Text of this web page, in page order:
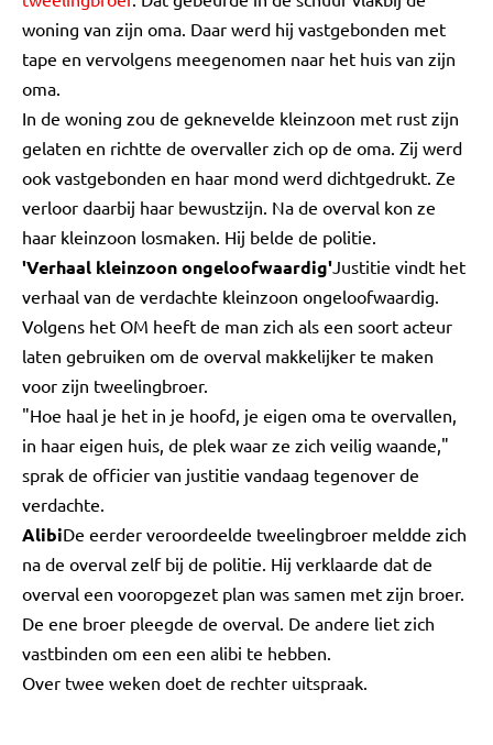
woning van zijn oma. Daar werd hij vastgebonden met
tape en vervolgens meegenomen naar het huis van zijn
oma.
In de woning zou de geknevelde kleinzoon met rust zijn
gelaten en richtte de overvaller zich op de oma. Zij werd
ook vastgebonden en haar mond werd dichtgedrukt. Ze
verloor daarbij haar bewustzijn. Na de overval kon ze
haar kleinzoon losmaken. Hij belde de politie.
'Verhaal kleinzoon ongeloofwaardig'Justitie vindt het
verhaal van de verdachte kleinzoon ongeloofwaardig.
Volgens het OM heeft de man zich als een soort acteur
laten gebruiken om de overval makkelijker te maken
voor zijn tweelingbroer.
"Hoe haal je het in je hoofd, je eigen oma te overvallen,
in haar eigen huis, de plek waar ze zich veilig waande,"
sprak de officier van justitie vandaag tegenover de
verdachte.
AlibiDe eerder veroordeelde tweelingbroer meldde zich
na de overval zelf bij de politie. Hij verklaarde dat de
overval een vooropgezet plan was samen met zijn broer.
De ene broer pleegde de overval. De andere liet zich
vastbinden om een een alibi te hebben.
Over twee weken doet de rechter uitspraak.